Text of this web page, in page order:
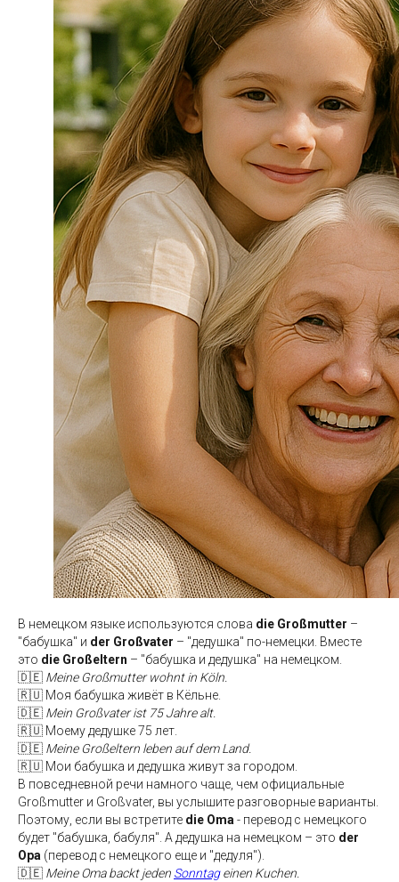
В немецком языке используются слова die Großmutter –
"бабушка" и der Großvater – "дедушка" по-немецки. Вместе
это die Großeltern – "бабушка и дедушка" на немецком.
🇩🇪 Meine Großmutter wohnt in Köln.
🇷🇺 Моя бабушка живёт в Кёльне.
🇩🇪 Mein Großvater ist 75 Jahre alt.
🇷🇺 Моему дедушке 75 лет.
🇩🇪 Meine Großeltern leben auf dem Land.
🇷🇺 Мои бабушка и дедушка живут за городом.
В повседневной речи намного чаще, чем официальные
Großmutter и Großvater, вы услышите разговорные варианты.
Поэтому, если вы встретите die Oma- перевод с немецкого
будет "бабушка, бабуля". А дедушка на немецком – это der
Opa (перевод с немецкого еще и "дедуля").
🇩🇪 Meine Oma backt jeden Sonntageinen Kuchen.